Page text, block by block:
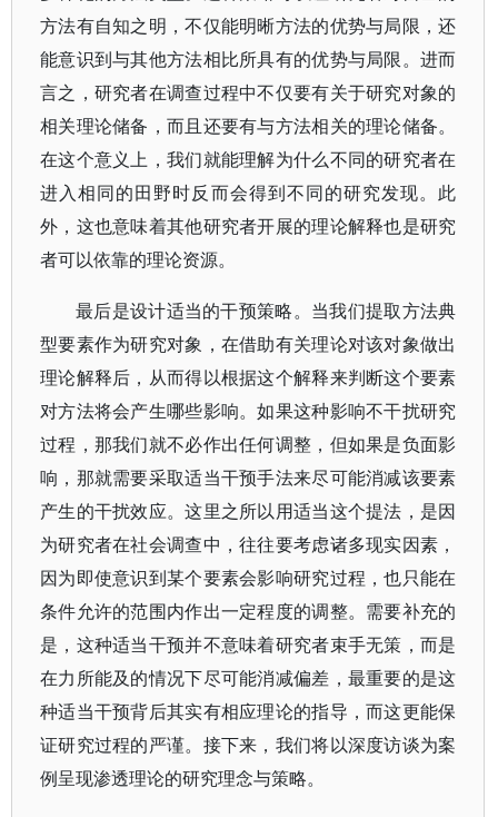
方法有自知之明，不仅能明晰方法的优势与局限，还
能意识到与其他方法相比所具有的优势与局限。进而
言之，研究者在调查过程中不仅要有关于研究对象的
相关理论储备，而且还要有与方法相关的理论储备。
在这个意义上，我们就能理解为什么不同的研究者在
进入相同的田野时反而会得到不同的研究发现。此
外，这也意味着其他研究者开展的理论解释也是研究
者可以依靠的理论资源。
最后是设计适当的干预策略。当我们提取方法典
型要素作为研究对象，在借助有关理论对该对象做出
理论解释后，从而得以根据这个解释来判断这个要素
对方法将会产生哪些影响。如果这种影响不干扰研究
过程，那我们就不必作出任何调整，但如果是负面影
响，那就需要采取适当干预手法来尽可能消减该要素
产生的干扰效应。这里之所以用适当这个提法，是因
为研究者在社会调查中，往往要考虑诸多现实因素，
因为即使意识到某个要素会影响研究过程，也只能在
条件允许的范围内作出一定程度的调整。需要补充的
是，这种适当干预并不意味着研究者束手无策，而是
在力所能及的情况下尽可能消减偏差，最重要的是这
种适当干预背后其实有相应理论的指导，而这更能保
证研究过程的严谨。接下来，我们将以深度访谈为案
例呈现渗透理论的研究理念与策略。